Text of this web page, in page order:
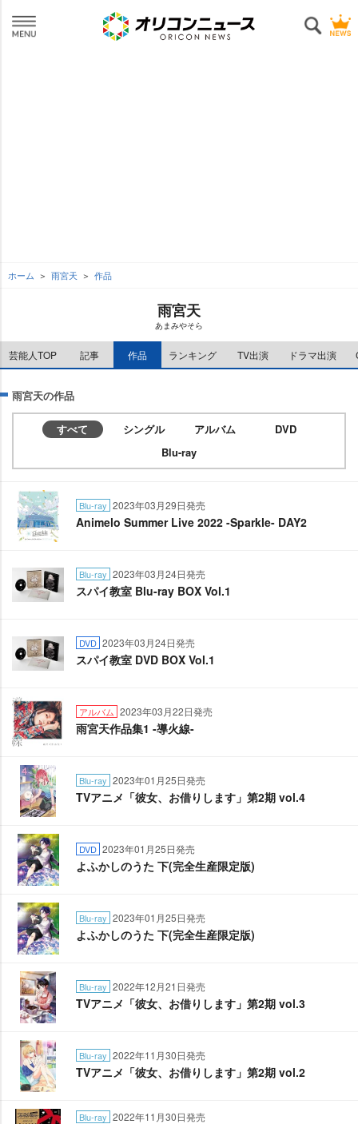
ホーム 雨宮天 作品
雨宮天
あまみやそら
芸能人TOP 記事 作品 ランキング TV出演 ドラマ出演
雨宮天の作品
すべて シングル アルバム
DVD
Blu-ray
Blu-ray 2023年03月29日発売
Animelo Summer Live 2022 -Sparkle- DAY2
Blu-ray 2023年03月24日発売
スパイ教室 Blu-ray BOX Vol.1
DVD 2023年03月24日発売
スパイ教室 DVD BOX Vol.1
アルバム 2023年03月22日発売
雨宮天作品集1 -導火線-
Blu-ray 2023年01月25日発売
TVアニメ「彼女、お借りします」第2期 vol.4
DVD 2023年01月25日発売
よふかしのうた 下(完全生産限定版)
Blu-ray 2023年01月25日発売
よふかしのうた 下(完全生産限定版)
Blu-ray 2022年12月21日発売
TVアニメ「彼女、お借りします」第2期 vol.3
Blu-ray 2022年11月30日発売
TVアニメ「彼女、お借りします」第2期 vol.2
Blu-ray 2022年11月30日発売